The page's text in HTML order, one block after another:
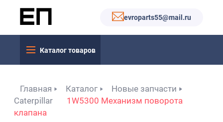
evroparts55@mail.ru
Каталог товаров
Главная Каталог
Новые запчасти
Caterpillar
1W5300 Механизм поворота
клапана